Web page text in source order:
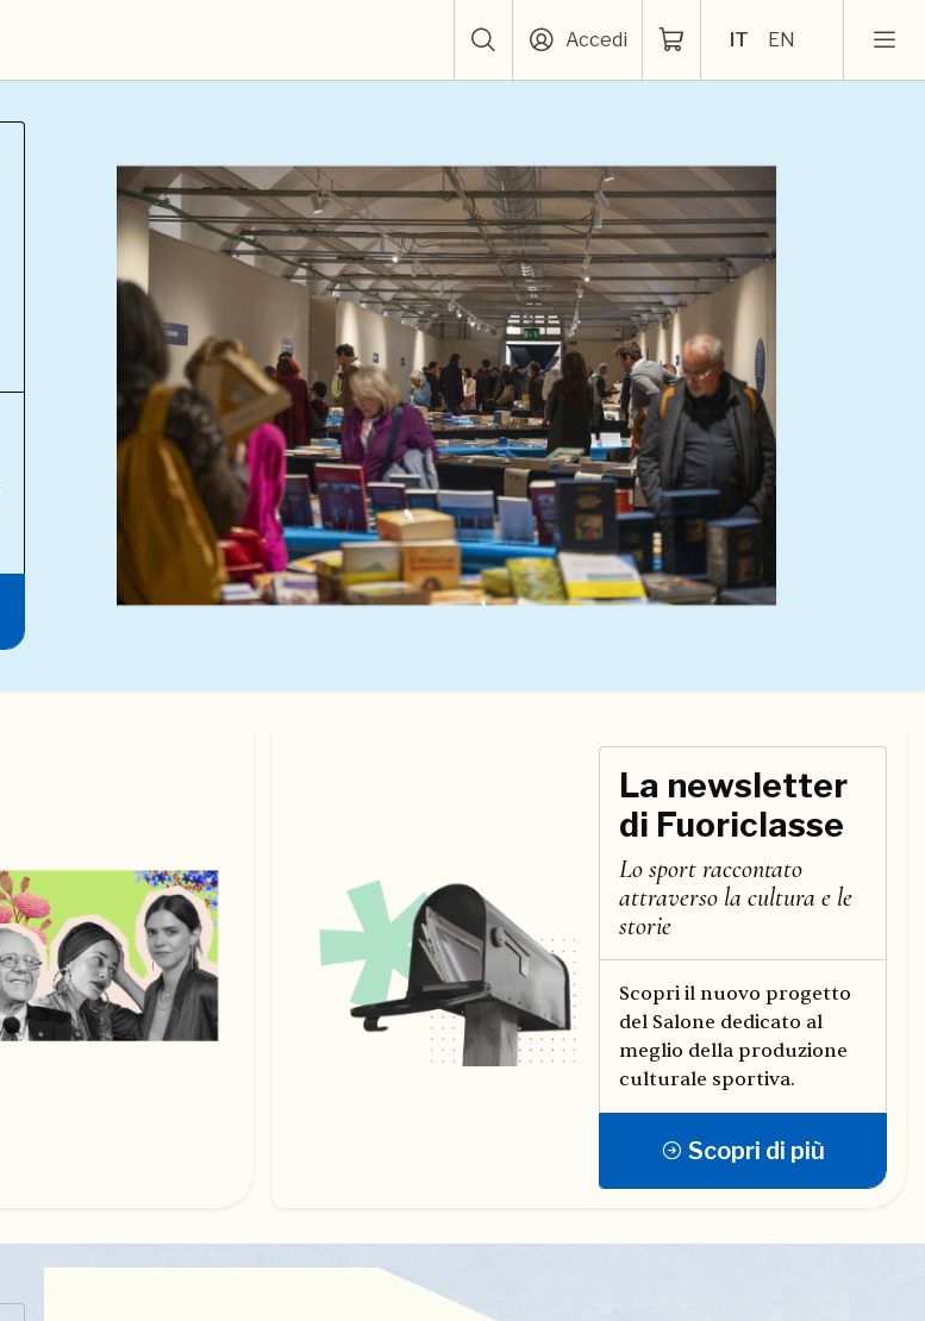
Accedi IT EN
La newsletter
di Fuoriclasse
Lo sport raccontato
attraverso la cultura e le
storie
Scopri il nuovo progetto
del Salone dedicato al
meglio della produzione
culturale sportiva.
Scopri di più